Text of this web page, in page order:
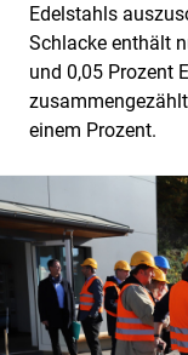
Edelstahls
Schlacke enthält
und 0,05 Prozent
einem Prozent.